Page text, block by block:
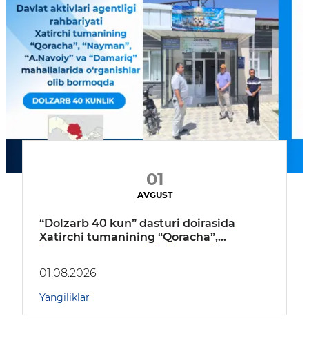
01
AVGUST
“Dolzarb 40 kun” dasturi doirasida
Xatirchi tumanining “Qoracha”,
borildi
01.08.2026
Yangiliklar